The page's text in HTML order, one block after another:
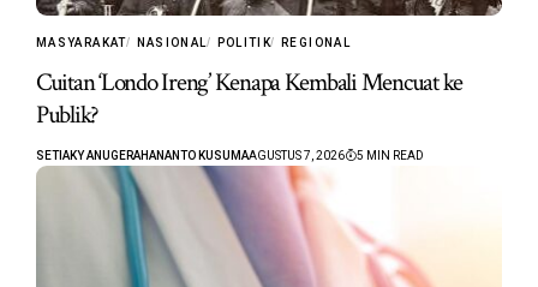
MASYARAKAT NASIONAL POLITIK REGIONAL
Cuitan ‘Londo Ireng’ Kenapa Kembali Mencuat ke
Publik?
SETIAKY ANUGERAHANANTO KUSUMAAGUSTUS 7, 2026 5 MIN READ